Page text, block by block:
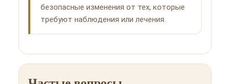
безопасные изменения от тех, которые
требуют наблюдения или лечения.